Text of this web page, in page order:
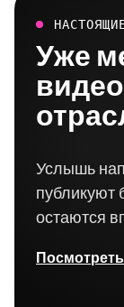
Уже
Услышь
публикуют
остаются